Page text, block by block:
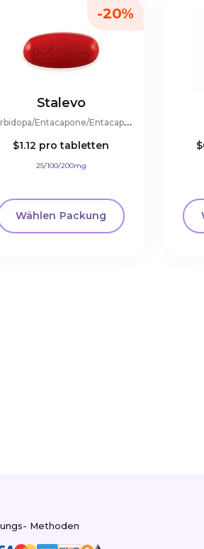
Stalevo
C
arbidopa/Entacapone/Entacapone
$1.12 pro tabletten
25/100/200mg
Wählen Packung
-20%
Methoden